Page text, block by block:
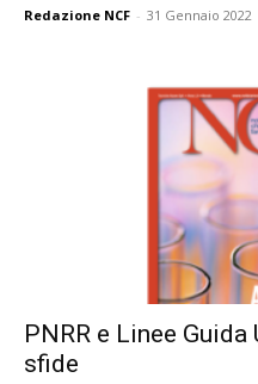
Redazione NCF - 31 Gennaio 2022
PNRR e Linee
sfide